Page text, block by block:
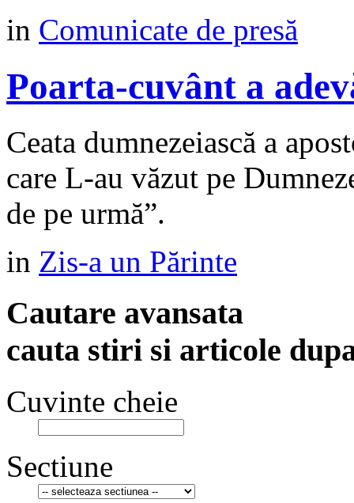
in Comunicate de presă
Poarta-cuvânt a
Ceata dumnezeiască a
care L-au văzut pe
de pe urmă”.
in Zis-a un Părinte
Cautare avansata
cauta stiri si articole
Cuvinte cheie
Sectiune